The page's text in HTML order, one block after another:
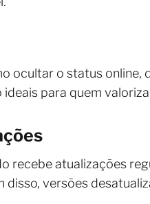
ocultar o status
ideais para quem
recebe atualizações
versões